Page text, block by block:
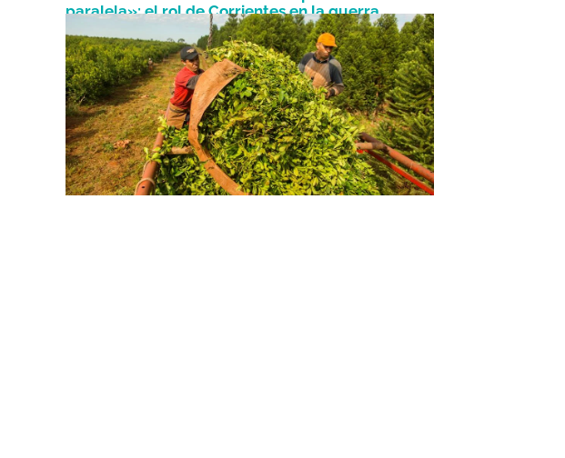
paralela»: el rol de Corrientes en la guerra
Abril 1, 2026